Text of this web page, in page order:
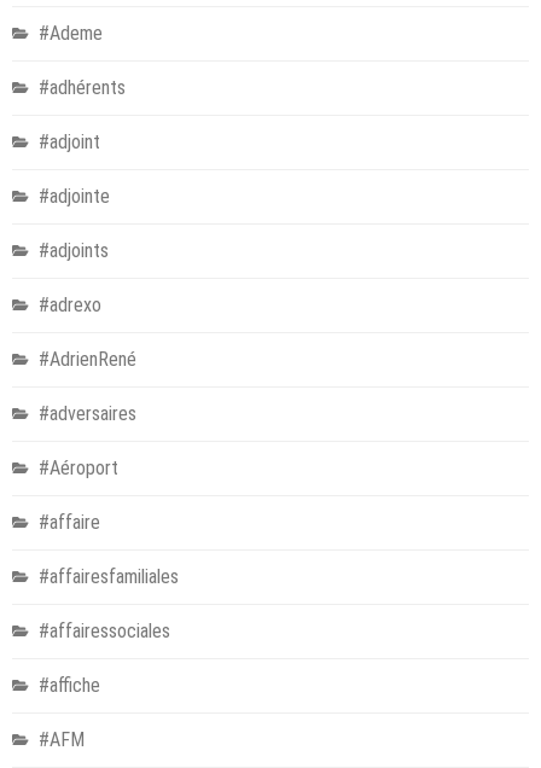
#Ademe
#adhérents
#adjoint
#adjointe
#adjoints
#adrexo
#AdrienRené
#adversaires
#Aéroport
#affaire
#affairesfamiliales
#affairessociales
#affiche
#AFM